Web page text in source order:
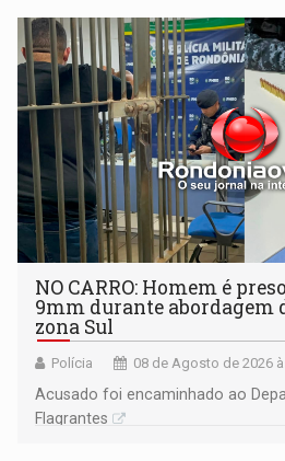
NO CARRO: Homem é
9mm durante abordagem
zona Sul
Polícia 08 de Agosto de 2026
Acusado foi encaminhado ao
Flagrantes